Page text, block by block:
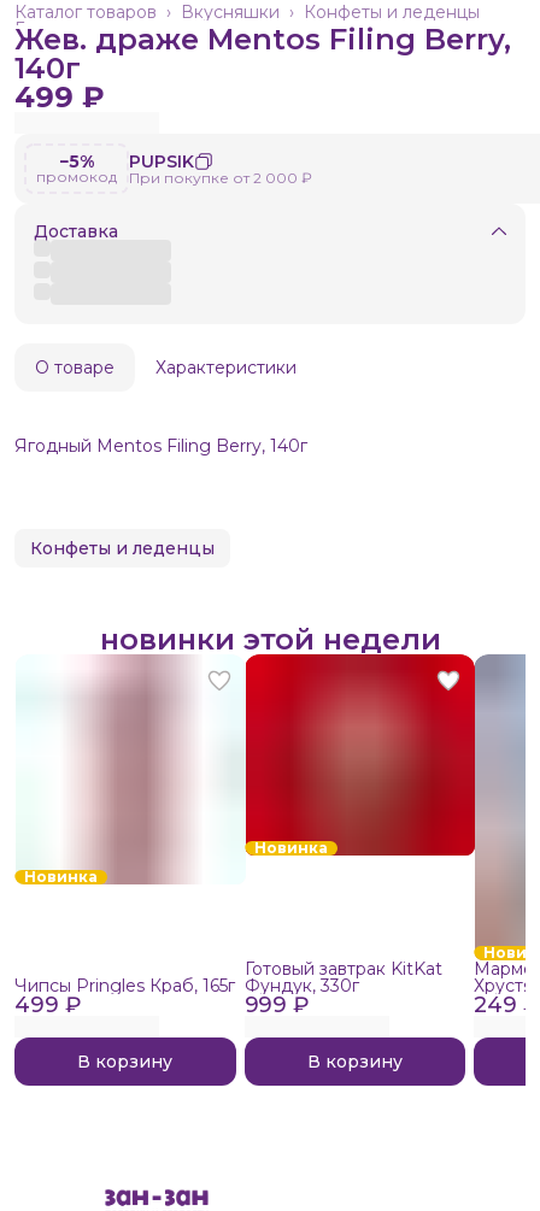
Конфеты и леденцы
Вкусняшки ›
Каталог товаров ›
Главная
Жев. драже Mentos Filing Berry,
140г
499 ₽
−5%
промокод
PUPSIK
При покупке от 2 000 ₽
Доставка
О товаре Характеристики
Ягодный Mentos Filing Berry, 140г
Конфеты и леденцы
новинки этой недели
Новинка
499 ₽
Чипсы Pringles Краб, 165г
В корзину
Новинка
999 ₽
Готовый завтрак KitKat
Фундук, 330г
В корзину
249 ₽